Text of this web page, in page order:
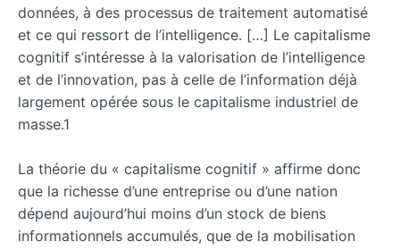
données, à des processus de traitement automatisé
et ce qui ressort de l’intelligence. […] Le capitalisme
cognitif s’intéresse à la valorisation de l’intelligence
et de l’innovation, pas à celle de l’information déjà
largement opérée sous le capitalisme industriel de
masse.1
La théorie du « capitalisme cognitif » affirme donc
que la richesse d’une entreprise ou d’une nation
dépend aujourd’hui moins d’un stock de biens
informationnels accumulés, que de la mobilisation